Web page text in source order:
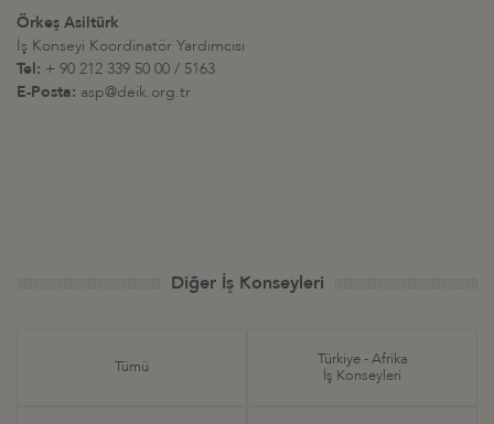
Örkeş Asiltürk
İş Konseyi Koordinatör Yardımcısı
Tel: + 90 212 339 50 00 / 5163
E-Posta: asp@deik.org.tr
Diğer İş Konseyleri
Tümü
Türkiye - Afrika
İş Konseyleri